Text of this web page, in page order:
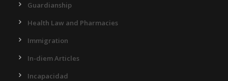
Guardianship
Health Law and Pharmacies
Immigration
In-diem Articles
Incapacidad